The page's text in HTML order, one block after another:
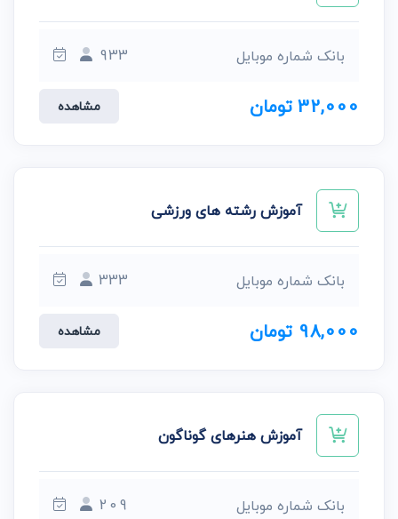
بانک شماره موبایل 933
32,000 تومان مشاهده
آموزش رشته های ورزشی
بانک شماره موبایل 333
98,000 تومان مشاهده
آموزش هنرهای گوناگون
بانک شماره موبایل 209